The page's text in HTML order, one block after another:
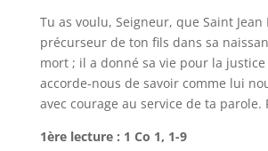
Tu as voulu, Seigneur, que Saint
précurseur de ton fils dans sa
mort ; il a donné sa vie pour la
accorde-nous de savoir comme lui
avec courage au service de ta parole.
1ère lecture : 1 Co 1, 1-9